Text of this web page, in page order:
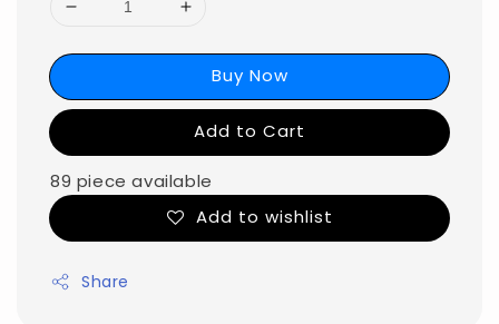
Buy Now
Add to Cart
89 piece available
Add to wishlist
Share